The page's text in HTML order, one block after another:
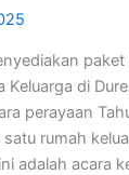
paket
Keluarga di
perayaan
rumah
adalah acara